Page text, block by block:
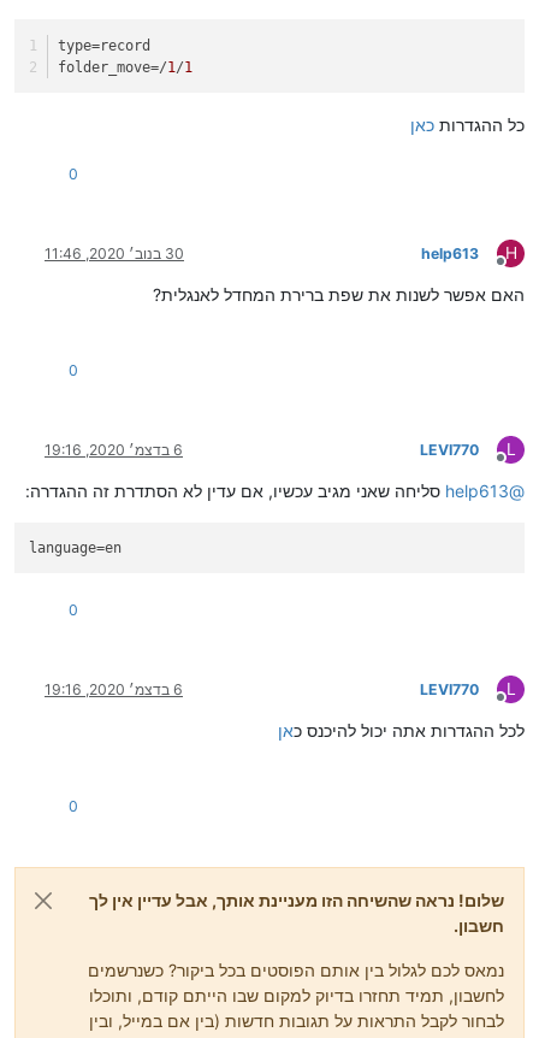
type=record
folder_move=/1 /1
כל ההגדרות כאן
0
H
מנותק
help613 30 בנוב׳ 2020, 11:46
האם אפשר לשנות את שפת ברירת המחדל לאנגלית?
0
L
מנותק
LEVI770 6 בדצמ׳ 2020, 19:16
@
help613 סליחה שאני מגיב עכשיו, אם עדין לא הסתדרת זה ההגדרה:
language=en
0
L
מנותק
LEVI770 6 בדצמ׳ 2020, 19:16
לכל ההגדרות אתה יכול להיכנס כאן
0
שלום! נראה שהשיחה הזו מעניינת אותך, אבל עדיין אין לך
חשבון.
נמאס לכם לגלול בין אותם הפוסטים בכל ביקור? כשנרשמים
לחשבון, תמיד תחזרו בדיוק למקום שבו הייתם קודם, ותוכלו
לבחור לקבל התראות על תגובות חדשות (בין אם במייל, ובין